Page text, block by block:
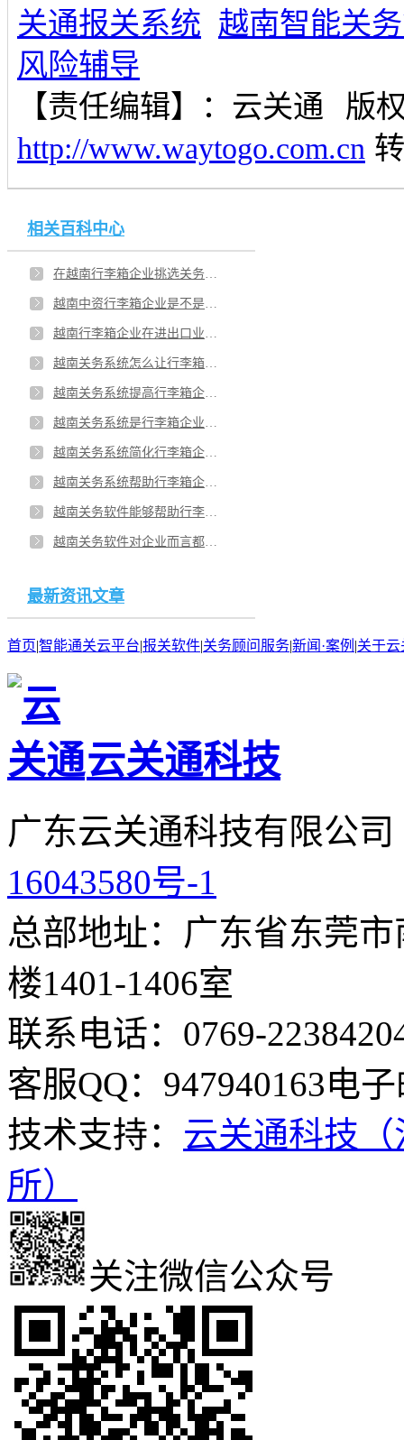
关通报关系统 越南智能关
风险辅导
【责任编辑】： 云关通
版
http://www.waytogo.com.cn
相关百科中心
在越南行李箱企业挑选关务软件需要考虑哪些？为啥云关通越南关务系统受各企业欢迎？
越南中资行李箱企业是不是用越南关务系统？越南关务系统为行李箱企业提供哪些优势？
越南行李箱企业在进出口业务中是不是要处理关务风险？越南行李箱企业还有其他方式降低风险吗？
越南关务系统怎么让行李箱企业方便？越南智能的关务系统有助企业的效率？
越南关务系统提高行李箱企业的市场？用越南关务系统后行李箱企业有哪些改动？
越南关务系统是行李箱企业的重点？越南关务系统在哪些方面可以助力行李箱企业？
越南关务系统简化行李箱企业的报关流程？越南关务系统帮助企业优化数据吗？
越南关务系统帮助行李箱企业可以降低风险吗？越南系统可以协助企业应对越南海关吗？
越南关务软件能够帮助行李箱企业管理外贸业务？行李箱企业在越南建厂要遵守哪些规矩？
越南关务软件对企业而言都具备哪些功能？行李箱越南企业能有哪些利益？
最新资讯文章
首页 智能通关云平台 报关软件 关务顾问服务新闻·案例 关于云
云关通科技
广东云关通科技有限公
16043580号-1
总部地址：广东省东莞
楼1401-1406室
联系电话：0769-
客服QQ：947940163电子
技术支持： 云关通科技
所）
关注微信公众号